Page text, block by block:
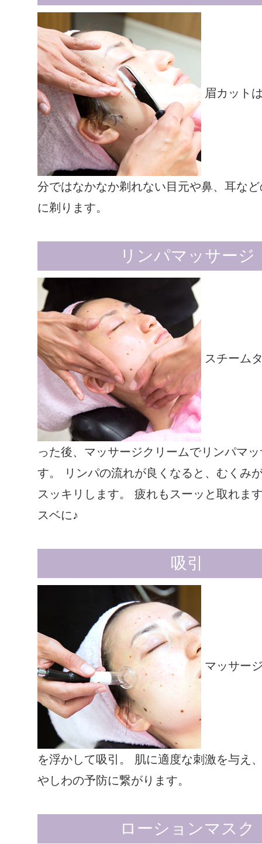
眉カット
分ではなかなか剃れない目元や鼻、耳な
に剃ります。
リンパマッサージ
スチーム
った後、マッサージクリームでリンパマ
す。 リンパの流れが良くなると、むくみ
スッキリします。 疲れもスーッと取れま
スベに♪
吸引
マッサー
を浮かして吸引。 肌に適度な刺激を与え
やしわの予防に繋がります。
ローションマスク